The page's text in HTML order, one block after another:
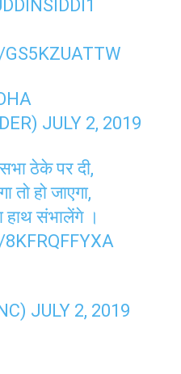
JULY 2, 2019
ठेके पर दी,
तो हो जाएगा,
हाथ संभालेंगे ।
JULY 2, 2019